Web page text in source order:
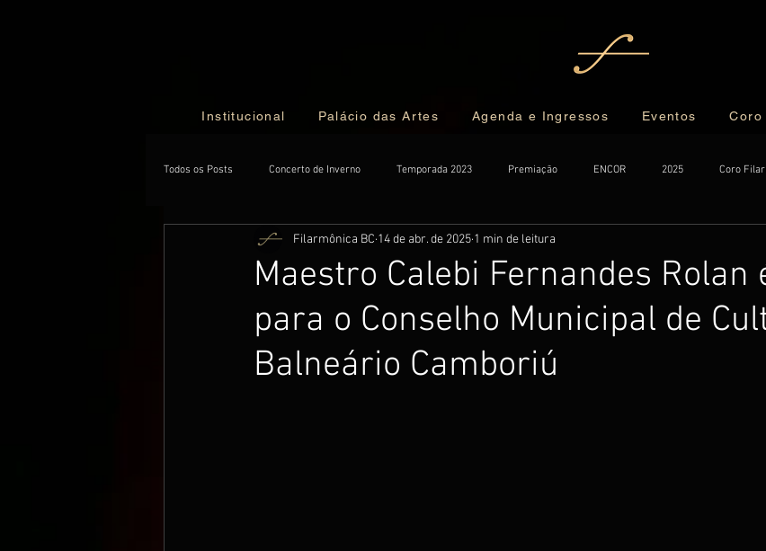
Institucional Palácio das Artes Agenda e Ingressos Eventos Coro
Todos os Posts Concerto de Inverno Temporada 2023 Premiação ENCOR 2025 Coro
Exclusive
Maestro Calebi Fernandes Rolan
para o Conselho Municipal de
Balneário Camboriú
Filarmônica BC 14 de abr. de 2025 1 min de leitura